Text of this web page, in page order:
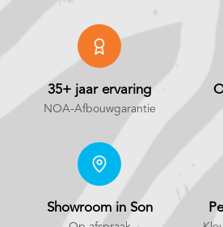
35+ jaar ervaring
NOA-Afbouwgarantie
Showroom in Son